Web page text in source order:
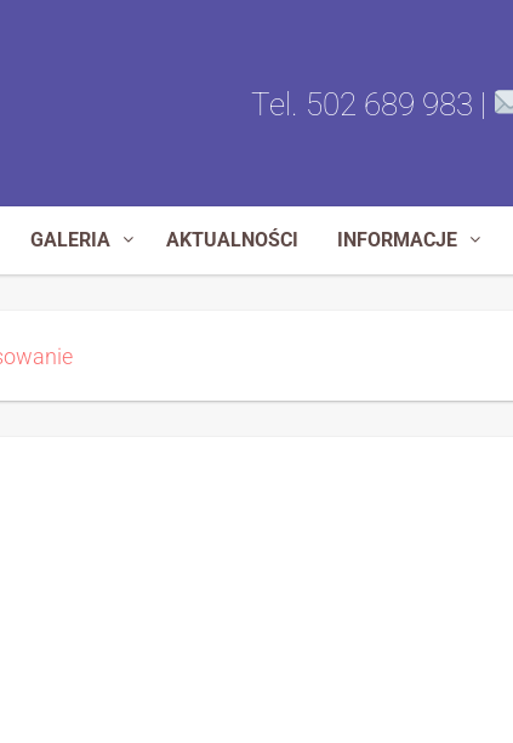
Tel. 502 689 983 |
GALERIA AKTUALNOŚCI INFORMACJE